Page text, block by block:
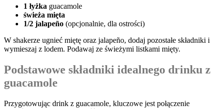
1⁣ łyżka guacamole
świeża mięta
1/2 jalapeño (opcjonalnie, dla ​ostrości)
W shakerze ugnieć⁤ miętę ​oraz jalapeño, dodaj ⁢pozostałe‌ składniki i
wymieszaj z lodem.⁢ Podawaj ze świeżymi ‍listkami mięty.
Podstawowe składniki ⁢idealnego drinku ‌z
guacamole
Przygotowując drink z​ guacamole, kluczowe jest połączenie